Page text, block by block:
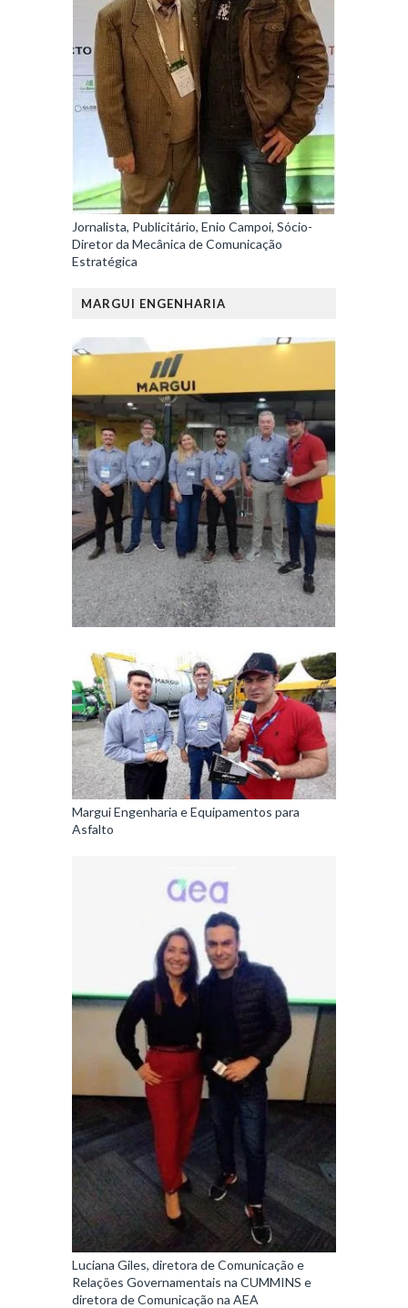
Jornalista, Publicitário, Enio Campoi, Sócio-
Diretor da Mecânica de Comunicação
Estratégica
MARGUI ENGENHARIA
Margui Engenharia e Equipamentos para
Asfalto
Luciana Giles, diretora de Comunicação e
Relações Governamentais na CUMMINS e
diretora de Comunicação na AEA